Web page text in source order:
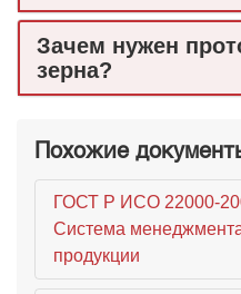
Зачем нужен
зерна?
Похожие
ГОСТ Р ИСО 22000-
Система
продукции